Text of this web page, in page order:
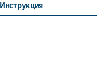
Инструкция